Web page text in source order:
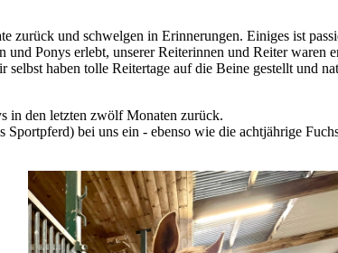
zurück und schwelgen in Erinnerungen. Einiges ist
Ponys erlebt, unserer Reiterinnen und Reiter waren
haben tolle Reitertage auf die Beine gestellt und
in den letzten zwölf Monaten zurück.
bei uns ein - ebenso wie die achtjährige